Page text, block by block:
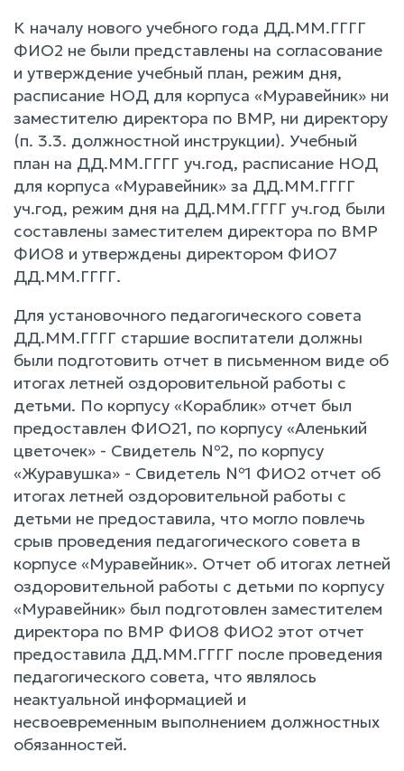
К началу нового учебного года ДД.ММ.ГГГГ
ФИО2 не были представлены на согласование
и утверждение учебный план, режим дня,
расписание НОД для корпуса «Муравейник» ни
заместителю директора по BMP, ни директору
(п. 3.3. должностной инструкции). Учебный
план на ДД.ММ.ГГГГ уч.год, расписание НОД
для корпуса «Муравейник» за ДД.ММ.ГГГГ
уч.год, режим дня на ДД.ММ.ГГГГ уч.год были
составлены заместителем директора по BMP
ФИО8 и утверждены директором ФИО7
ДД.ММ.ГГГГ.
Для установочного педагогического совета
ДД.ММ.ГГГГ старшие воспитатели должны
были подготовить отчет в письменном виде об
итогах летней оздоровительной работы с
детьми. По корпусу «Кораблик» отчет был
предоставлен ФИО21, по корпусу «Аленький
цветочек» - Свидетель №2, по корпусу
«Журавушка» - Свидетель №1 ФИО2 отчет об
итогах летней оздоровительной работы с
детьми не предоставила, что могло повлечь
срыв проведения педагогического совета в
корпусе «Муравейник». Отчет об итогах летней
оздоровительной работы с детьми по корпусу
«Муравейник» был подготовлен заместителем
директора по BMP ФИО8 ФИО2 этот отчет
предоставила ДД.ММ.ГГГГ после проведения
педагогического совета, что являлось
неактуальной информацией и
несвоевременным выполнением должностных
обязанностей.